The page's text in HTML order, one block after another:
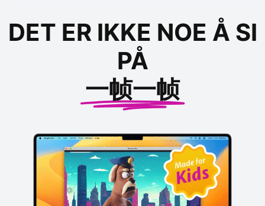
DET ER IKKE NOE Å SI
PÅ
一帧一帧